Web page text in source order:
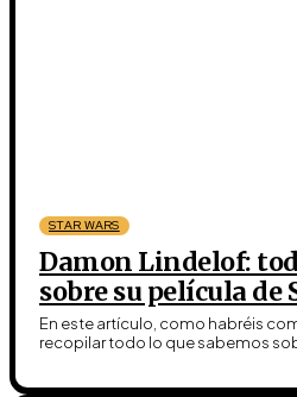
STAR WARS
Damon Lindelof:
sobre su película de
En este artículo, como habréis
recopilar todo lo que sabemos